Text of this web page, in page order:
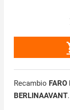
Recambio FARO
BERLINAAVANT.